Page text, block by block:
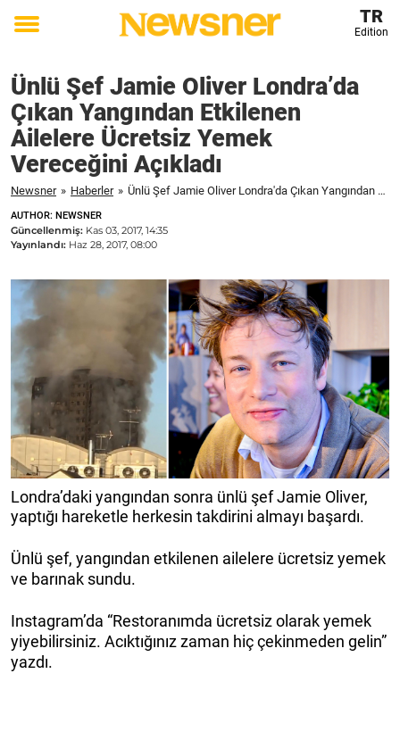
Toggle
TR
Edition
Ünlü Şef Jamie Oliver Londra’da
Çıkan Yangından Etkilenen
Ailelere Ücretsiz Yemek
Vereceğini Açıkladı
Newsner » Haberler » Ünlü Şef Jamie Oliver Londra'da Çıkan Yangından Etkilenen Ailelere Ücretsiz Yemek Vereceğini Açıkladı
AUTHOR: NEWSNER
Güncellenmiş: Kas 03, 2017, 14:35
Yayınlandı: Haz 28, 2017, 08:00
Londra’daki yangından sonra ünlü şef Jamie Oliver,
yaptığı hareketle herkesin takdirini almayı başardı.
Ünlü şef, yangından etkilenen ailelere ücretsiz yemek
ve barınak sundu.
Instagram’da “Restoranımda ücretsiz olarak yemek
yiyebilirsiniz. Acıktığınız zaman hiç çekinmeden gelin”
yazdı.